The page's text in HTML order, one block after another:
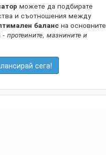
можете да подбирате
и съотношения между
баланс на oсновните
- протеините, мазнините и
сега!